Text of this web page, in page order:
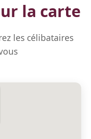
la carte
les célibataires